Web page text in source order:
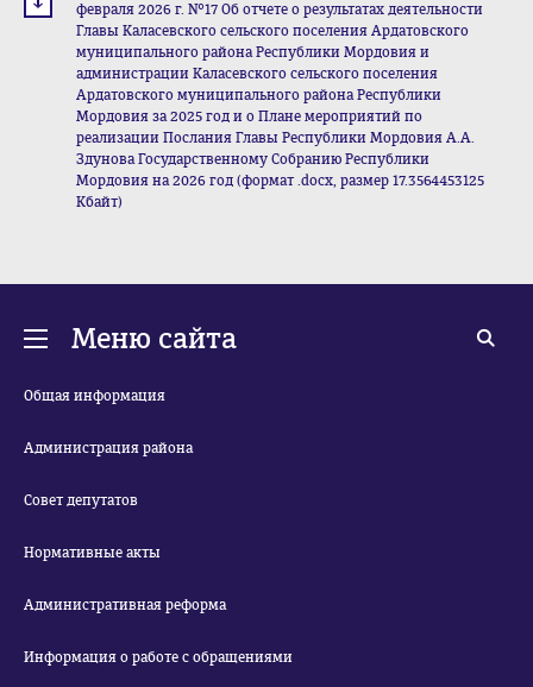
февраля 2026 г. №17 Об отчете о результатах деятельности
Главы Каласевского сельского поселения Ардатовского
муниципального района Республики Мордовия и
администрации Каласевского сельского поселения
Ардатовского муниципального района Республики
Мордовия за 2025 год и о Плане мероприятий по
реализации Послания Главы Республики Мордовия А.А.
Здунова Государственному Собранию Республики
Мордовия на 2026 год (формат .docx, размер 17.3564453125
Кбайт)
Меню сайта
Общая информация
Администрация района
Совет депутатов
Нормативные акты
Административная реформа
Информация о работе с обращениями